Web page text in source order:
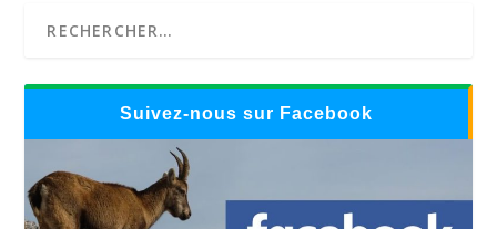
Suivez-nous sur Facebook